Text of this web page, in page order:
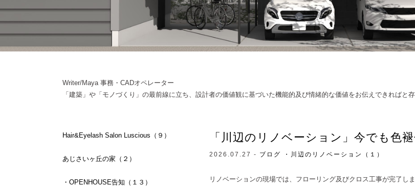
Writer/Maya 事務・CADオペレーター
「建築」や「モノづくり」の最前線に立ち、設計者の価値観に基づいた機能的及び情緒的な価値をお伝えできればと存
「川辺のリノベーション」今でも色
2026.07.27 - ブログ ・川辺のリノベーション（１）
リノベーションの現場では、フローリング及びクロス工事が完了しま
Hair&Eyelash Salon Luscious（９）
あじさいヶ丘の家（２）
・OPENHOUSE告知（１３）